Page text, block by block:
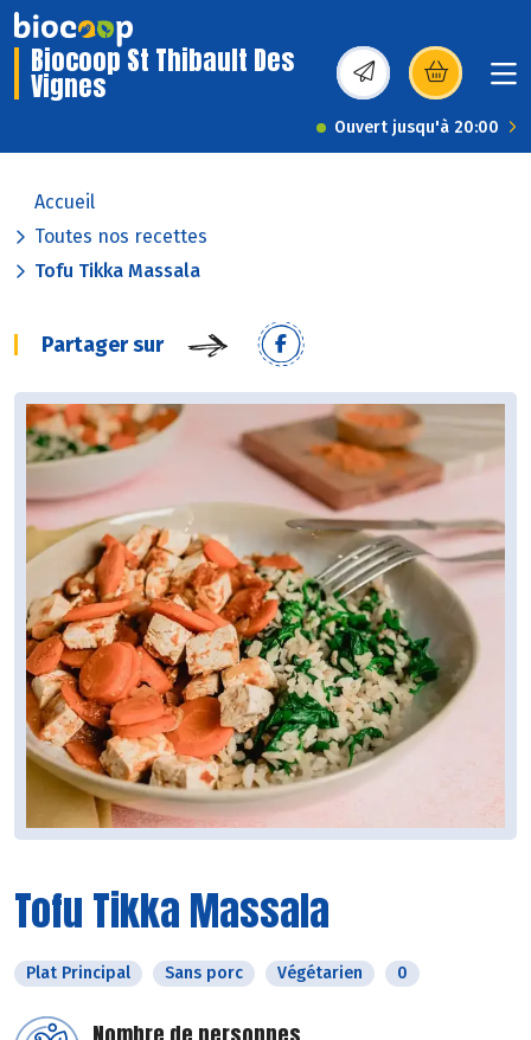
Biocoop St Thibault Des
Vignes (s’ouvre dans une
Ouvert jusqu'à 20:00
Accueil
Toutes nos recettes
Tofu Tikka Massala
Partager sur
Tofu Tikka Massala
Plat Principal Sans porc Végétarien 0